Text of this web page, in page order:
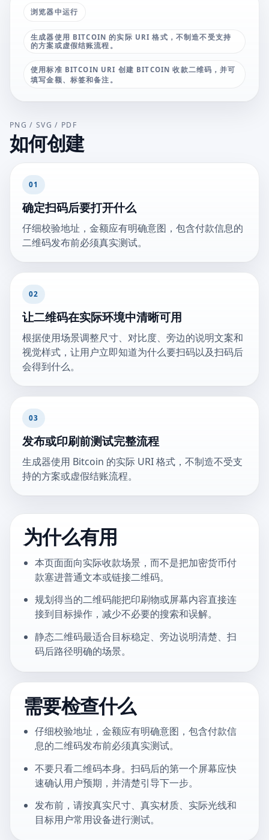
浏览器中运行
生成器使用 BITCOIN 的实际 URI 格式，不制造不受支持
的方案或虚假结账流程。
使用标准 BITCOIN URI 创建 BITCOIN 收款二维码，并可
填写金额、标签和备注。
PNG / SVG / PDF
如何创建
01
确定扫码后要打开什么
仔细校验地址，金额应有明确意图，包含付款信息的
二维码发布前必须真实测试。
02
让二维码在实际环境中清晰可用
根据使用场景调整尺寸、对比度、旁边的说明文案和
视觉样式，让用户立即知道为什么要扫码以及扫码后
会得到什么。
03
发布或印刷前测试完整流程
生成器使用 Bitcoin 的实际 URI 格式，不制造不受支
持的方案或虚假结账流程。
为什么有用
本页面面向实际收款场景，而不是把加密货币付
款塞进普通文本或链接二维码。
规划得当的二维码能把印刷物或屏幕内容直接连
接到目标操作，减少不必要的搜索和误解。
静态二维码最适合目标稳定、旁边说明清楚、扫
码后路径明确的场景。
需要检查什么
仔细校验地址，金额应有明确意图，包含付款信
息的二维码发布前必须真实测试。
不要只看二维码本身。扫码后的第一个屏幕应快
速确认用户预期，并清楚引导下一步。
发布前，请按真实尺寸、真实材质、实际光线和
目标用户常用设备进行测试。